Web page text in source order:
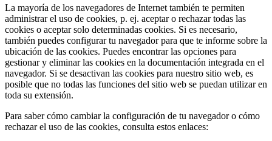
La mayoría de los navegadores de Internet también te permiten
administrar el uso de cookies, p. ej. aceptar o rechazar todas las
cookies o aceptar solo determinadas cookies. Si es necesario,
también puedes configurar tu navegador para que te informe sobre la
ubicación de las cookies. Puedes encontrar las opciones para
gestionar y eliminar las cookies en la documentación integrada en el
navegador. Si se desactivan las cookies para nuestro sitio web, es
posible que no todas las funciones del sitio web se puedan utilizar en
toda su extensión.
Para saber cómo cambiar la configuración de tu navegador o cómo
rechazar el uso de las cookies, consulta estos enlaces: